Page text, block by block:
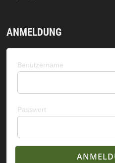
ANMELDUNG
Benutzername
Passwort